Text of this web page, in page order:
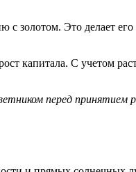
с золотом. Это делает
капитала. С учетом
перед принятием